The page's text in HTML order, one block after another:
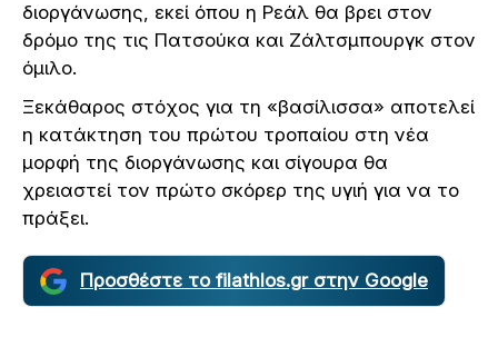
διοργάνωσης, εκεί όπου η Ρεάλ θα βρει στον
δρόμο της τις Πατσούκα και Ζάλτσμπουργκ στον
όμιλο.
Ξεκάθαρος στόχος για τη «βασίλισσα» αποτελεί
η κατάκτηση του πρώτου τροπαίου στη νέα
μορφή της διοργάνωσης και σίγουρα θα
χρειαστεί τον πρώτο σκόρερ της υγιή για να το
πράξει.
Προσθέστε το filathlos.gr στην Google